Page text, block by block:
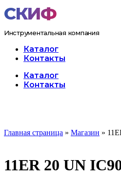
Перейти
к
Инструментальная компания
Каталог
Контакты
МенюКаталог
Контакты
Главная страница » Магазин »
11ER 20 UN